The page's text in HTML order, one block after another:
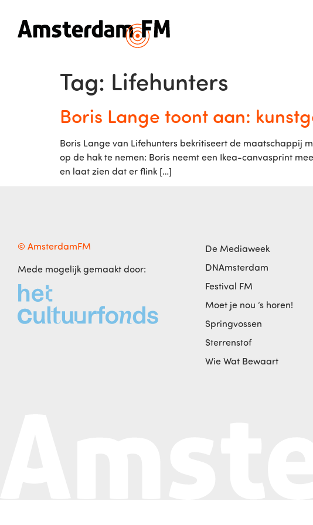
Tag: Lifehunters
Boris Lange toont aan:
Boris Lange van Lifehunters bekritiseert de maatschappij
op de hak te nemen: Boris neemt een Ikea-canvasprint
en laat zien dat er flink […]
© AmsterdamFM
Mede mogelijk gemaakt door:
De Mediaweek
DNAmsterdam
Festival FM
Moet je nou ‘s horen!
Springvossen
Sterrenstof
Wie Wat Bewaart